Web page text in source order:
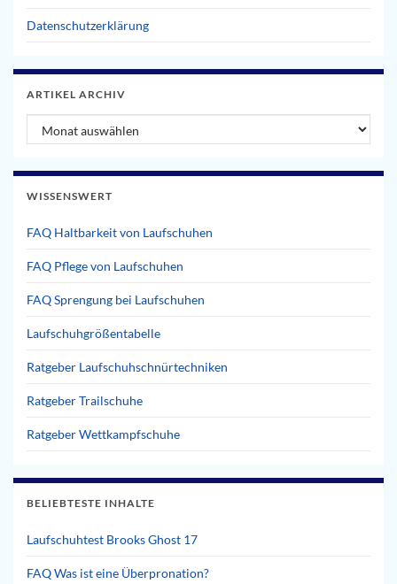
Datenschutzerklärung
ARTIKEL ARCHIV
Artikel Archiv
WISSENSWERT
FAQ Haltbarkeit von Laufschuhen
FAQ Pflege von Laufschuhen
FAQ Sprengung bei Laufschuhen
Laufschuhgrößentabelle
Ratgeber Laufschuhschnürtechniken
Ratgeber Trailschuhe
Ratgeber Wettkampfschuhe
BELIEBTESTE INHALTE
Laufschuhtest Brooks Ghost 17
FAQ Was ist eine Überpronation?